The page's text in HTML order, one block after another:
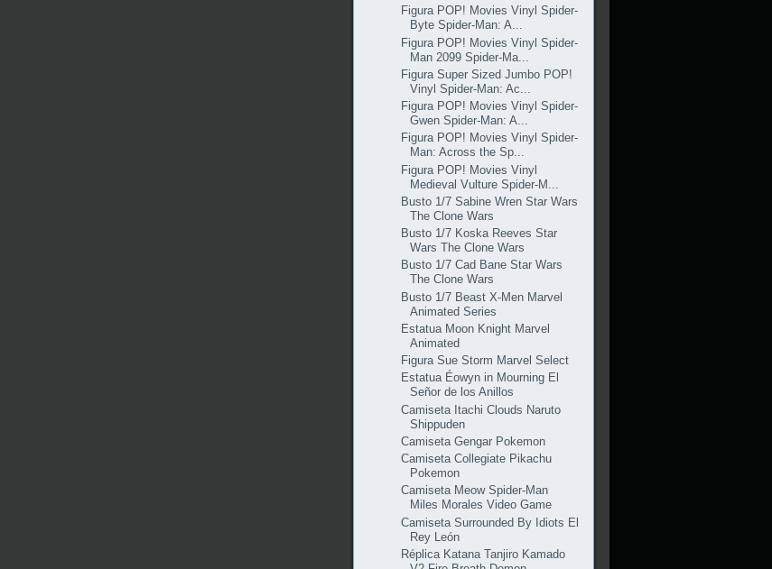
Figura POP! Movies Vinyl Spider-
Byte Spider-Man: A...
Figura POP! Movies Vinyl Spider-
Man 2099 Spider-Ma...
Figura Super Sized Jumbo POP!
Vinyl Spider-Man: Ac...
Figura POP! Movies Vinyl Spider-
Gwen Spider-Man: A...
Figura POP! Movies Vinyl Spider-
Man: Across the Sp...
Figura POP! Movies Vinyl
Medieval Vulture Spider-M...
Busto 1/7 Sabine Wren Star Wars
The Clone Wars
Busto 1/7 Koska Reeves Star
Wars The Clone Wars
Busto 1/7 Cad Bane Star Wars
The Clone Wars
Busto 1/7 Beast X-Men Marvel
Animated Series
Estatua Moon Knight Marvel
Animated
Figura Sue Storm Marvel Select
Estatua Éowyn in Mourning El
Señor de los Anillos
Camiseta Itachi Clouds Naruto
Shippuden
Camiseta Gengar Pokemon
Camiseta Collegiate Pikachu
Pokemon
Camiseta Meow Spider-Man
Miles Morales Video Game
Camiseta Surrounded By Idiots El
Rey León
Réplica Katana Tanjiro Kamado